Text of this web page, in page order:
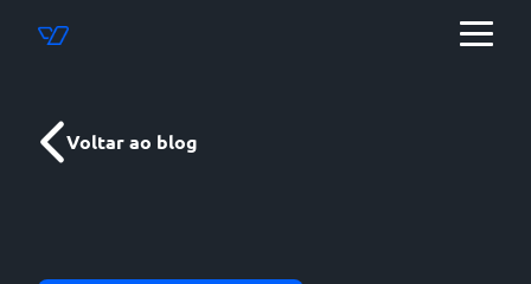
Voltar ao blog